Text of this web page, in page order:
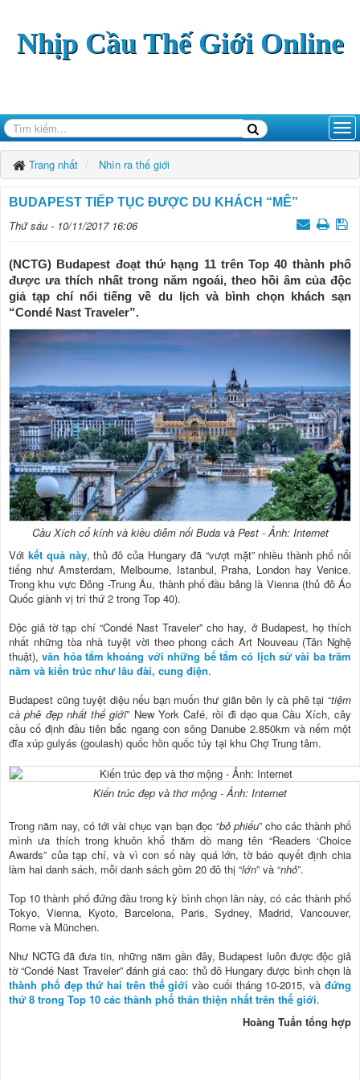
Nhịp Cầu Thế Giới Online
Trang nhất Nhìn ra thế giới
BUDAPEST TIẾP TỤC ĐƯỢC DU KHÁCH “MÊ”
Thứ sáu - 10/11/2017 16:06
(NCTG) Budapest đoạt thứ hạng 11 trên Top 40 thành phố
được ưa thích nhất trong năm ngoái, theo hồi âm của độc
giả tạp chí nổi tiếng về du lịch và bình chọn khách sạn
“Condé Nast Traveler”.
Cầu Xích cổ kính và kiều diễm nối Buda và Pest - Ảnh: Internet
Với kết quả này, thủ đô của Hungary đã “vượt mặt” nhiều thành phố nổi
tiếng như Amsterdam, Melbourne, Istanbul, Praha, London hay Venice.
Trong khu vực Đông -Trung Âu, thành phố đầu bảng là Vienna (thủ đô Áo
Quốc giành vị trí thứ 2 trong Top 40).
Độc giả tờ tạp chí “Condé Nast Traveler” cho hay, ở Budapest, họ thích
nhất những tòa nhà tuyệt vời theo phong cách Art Nouveau (Tân Nghệ
thuật),văn hóa tắm khoáng với những bể tắm có lịch sử vài ba trăm
năm và kiến trúc như lâu đài, cung điện.
Budapest cũng tuyệt diệu nếu bạn muốn thư giãn bên ly cà phê tại “tiệm
cà phê đẹp nhất thế giới” New York Café, rồi đi dạo qua Cầu Xích, cây
cầu cố định đầu tiên bắc ngang con sông Danube 2.850km và nếm một
đĩa xúp gulyás (goulash) quốc hồn quốc túy tại khu Chợ Trung tâm.
Kiến trúc đẹp và thơ mộng - Ảnh: Internet
Trong năm nay, có tới vài chục vạn bạn đọc “bỏ phiếu” cho các thành phố
mình ưa thích trong khuôn khổ thăm dò mang tên “Readers ‘Choice
Awards” của tạp chí, và vì con số này quá lớn, tờ báo quyết định chia
làm hai danh sách, mỗi danh sách gồm 20 đô thị “lớn” và “nhỏ”.
Top 10 thành phố đứng đầu trong kỳ bình chọn lần này, có các thành phố
Tokyo, Vienna, Kyoto, Barcelona, Paris, Sydney, Madrid, Vancouver,
Rome và München.
Như NCTG đã đưa tin, những năm gần đây, Budapest luôn được độc giả
tờ “Condé Nast Traveler” đánh giá cao: thủ đô Hungary được bình chọn là
thành phố đẹp thứ hai trên thế giới vào cuối tháng 10-2015, vàđứng
thứ 8 trong Top 10 các thành phố thân thiện nhất trên thế giới.
Hoàng Tuấn tổng hợp